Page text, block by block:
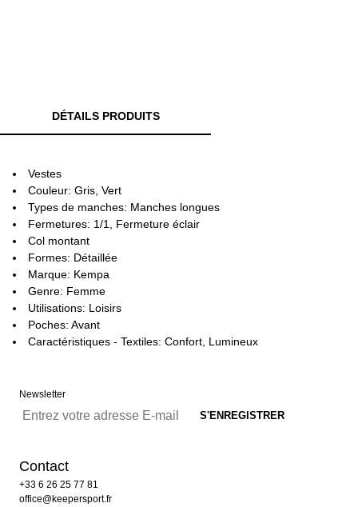
DÉTAILS PRODUITS
Vestes
Couleur: Gris, Vert
Types de manches: Manches longues
Fermetures: 1/1, Fermeture éclair
Col montant
Formes: Détaillée
Marque: Kempa
Genre: Femme
Utilisations: Loisirs
Poches: Avant
Caractéristiques - Textiles: Confort, Lumineux
Newsletter
Contact
+33 6 26 25 77 81
office@keepersport.fr